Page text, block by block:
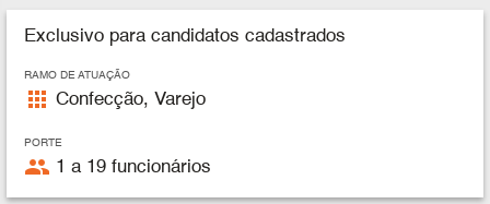
Exclusivo para candidatos cadastrados
RAMO DE ATUAÇÃO
apps Confecção, Varejo
PORTE
people 1 a 19 funcionários